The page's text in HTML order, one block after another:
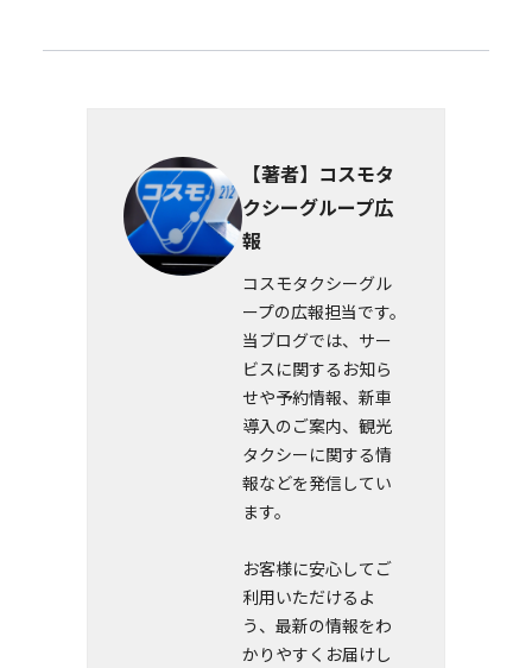
【著者】コスモタ
クシーグループ広
報
コスモタクシーグル
ープの広報担当です。
当ブログでは、サー
ビスに関するお知ら
せや予約情報、新車
導入のご案内、観光
タクシーに関する情
報などを発信してい
ます。
お客様に安心してご
利用いただけるよ
う、最新の情報をわ
かりやすくお届けし